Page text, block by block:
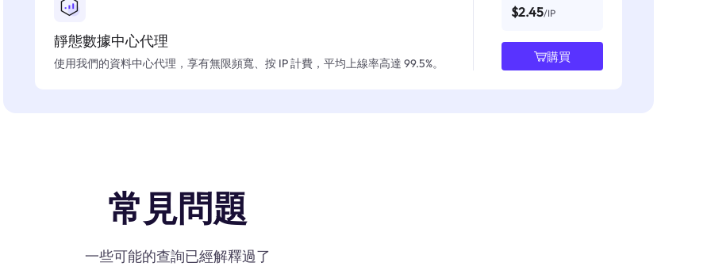
靜態數據中心代理
使用我們的資料中心代理，享有無限頻寬、按 IP 計費，平均上線率高達 99.5%。
$2.45/IP
購買
常見問題
一些可能的查詢已經解釋過了